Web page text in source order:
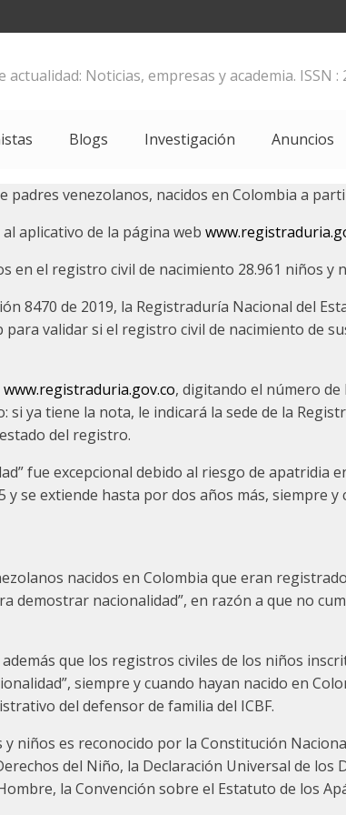
Noticias, empresas y academia. ISSN :
Blogs Investigación Anuncios
venezolanos, nacidos en Colombia a
aplicativo de la página web
en el registro civil de nacimiento 28.961 niños y
8470 de 2019, la Registraduría Nacional del
validar si el registro civil de nacimiento de
www.registraduria.gov.co, digitando el número
ya tiene la nota, le indicará la sede de la
del registro.
fue excepcional debido al riesgo de apatridia
se extiende hasta por dos años más, siempre
nacidos en Colombia que eran
nacionalidad”, en razón a que no
que los registros civiles de los niños
siempre y cuando hayan nacido en
del defensor de familia del ICBF.
niños es reconocido por la Constitución
del Niño, la Declaración Universal de los
la Convención sobre el Estatuto de los